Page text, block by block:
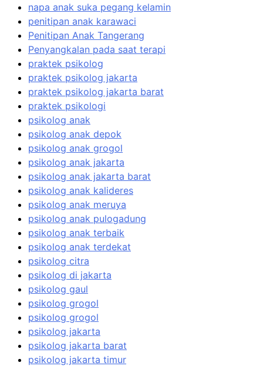
napa anak suka pegang kelamin
penitipan anak karawaci
Penitipan Anak Tangerang
Penyangkalan pada saat terapi
praktek psikolog
praktek psikolog jakarta
praktek psikolog jakarta barat
praktek psikologi
psikolog anak
psikolog anak depok
psikolog anak grogol
psikolog anak jakarta
psikolog anak jakarta barat
psikolog anak kalideres
psikolog anak meruya
psikolog anak pulogadung
psikolog anak terbaik
psikolog anak terdekat
psikolog citra
psikolog di jakarta
psikolog gaul
psikolog grogol
psikolog grogol
psikolog jakarta
psikolog jakarta barat
psikolog jakarta timur